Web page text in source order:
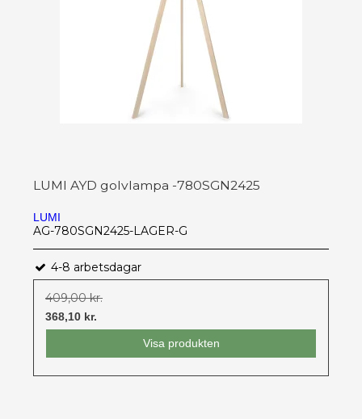
LUMI AYD golvlampa -780SGN2425
LUMI
AG-780SGN2425-LAGER-G
4-8 arbetsdagar
409,00 kr.
368,10 kr.
Visa produkten